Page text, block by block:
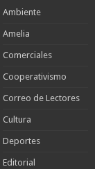
Ambiente
Amelia
Comerciales
Cooperativismo
Correo de Lectores
Cultura
Deportes
Editorial